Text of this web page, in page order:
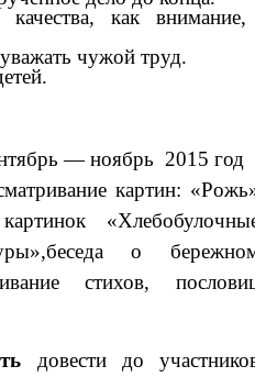
качества, как внимание,
чужой труд.
— ноябрь 2015 год
картин:
о
стихов,
довести до